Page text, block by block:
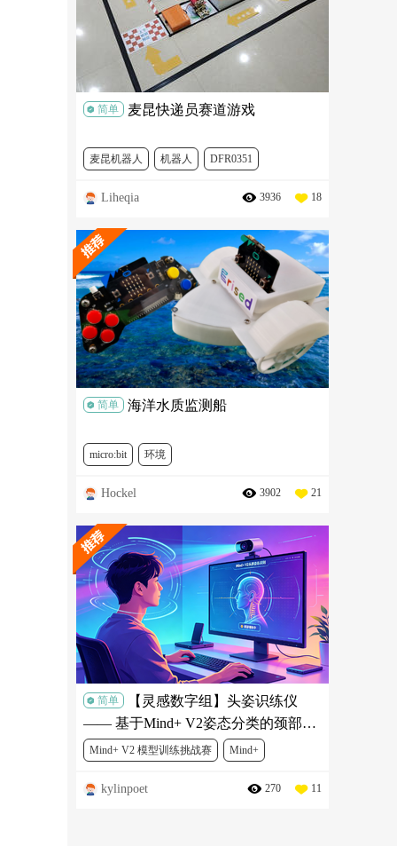
简单 麦昆快递员赛道游戏
麦昆机器人 机器人 DFR0351
DFR0021-W DFR0497
ROB0148-CN-6 SEN0019 DFR0021-B
FIT0033 FIT0032 SEN0138-R
DFR0032 SER0030 DFR0029-Y
SEN0138-L FIT0038 FIT0626
Liheqia 3936 18
简单 海洋水质监测船
micro:bit 环境
micro:bit全球青少年创意征集 SEN0189
TEL0118 FIT0120 DFR0497
DFR0536 DFR0430 KIT0021
Hockel 3902 21
简单
【灵感数字组】头姿识练仪
—— 基于Mind+ V2姿态分类的颈部舒
缓锻炼项目
Mind+ V2 模型训练挑战赛 Mind+
人工智能
kylinpoet 270 11